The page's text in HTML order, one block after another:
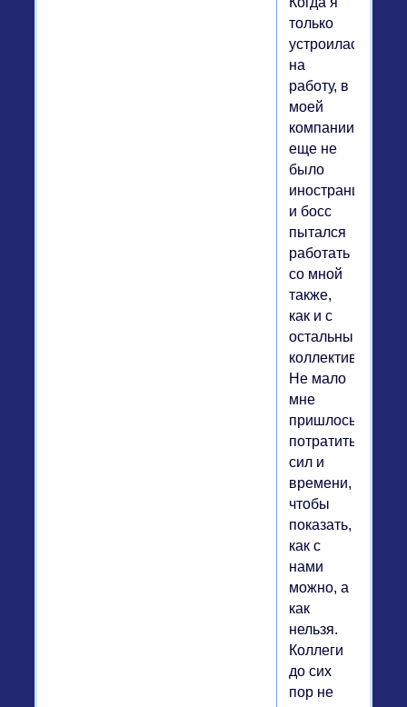
только
устроилась
на
работу, в
моей
компании
еще не
было
иностранцев
и босс
пытался
работать
со мной
также,
как и с
остальным
коллективом.
Не мало
мне
пришлось
потратить
сил и
времени,
чтобы
показать,
как с
нами
можно, а
как
нельзя.
Коллеги
до сих
пор не